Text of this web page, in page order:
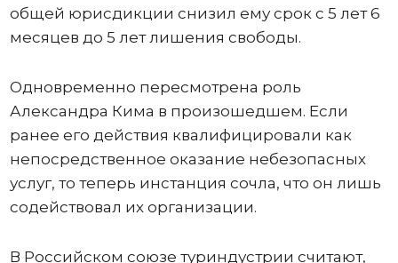
общей юрисдикции снизил ему срок с 5 лет 6
месяцев до 5 лет лишения свободы.
Одновременно пересмотрена роль
Александра Кима в произошедшем. Если
ранее его действия квалифицировали как
непосредственное оказание небезопасных
услуг, то теперь инстанция сочла, что он лишь
содействовал их организации.
В Российском союзе туриндустрии считают,